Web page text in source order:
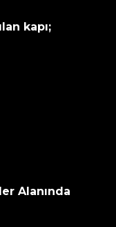
kapı;
Alanında